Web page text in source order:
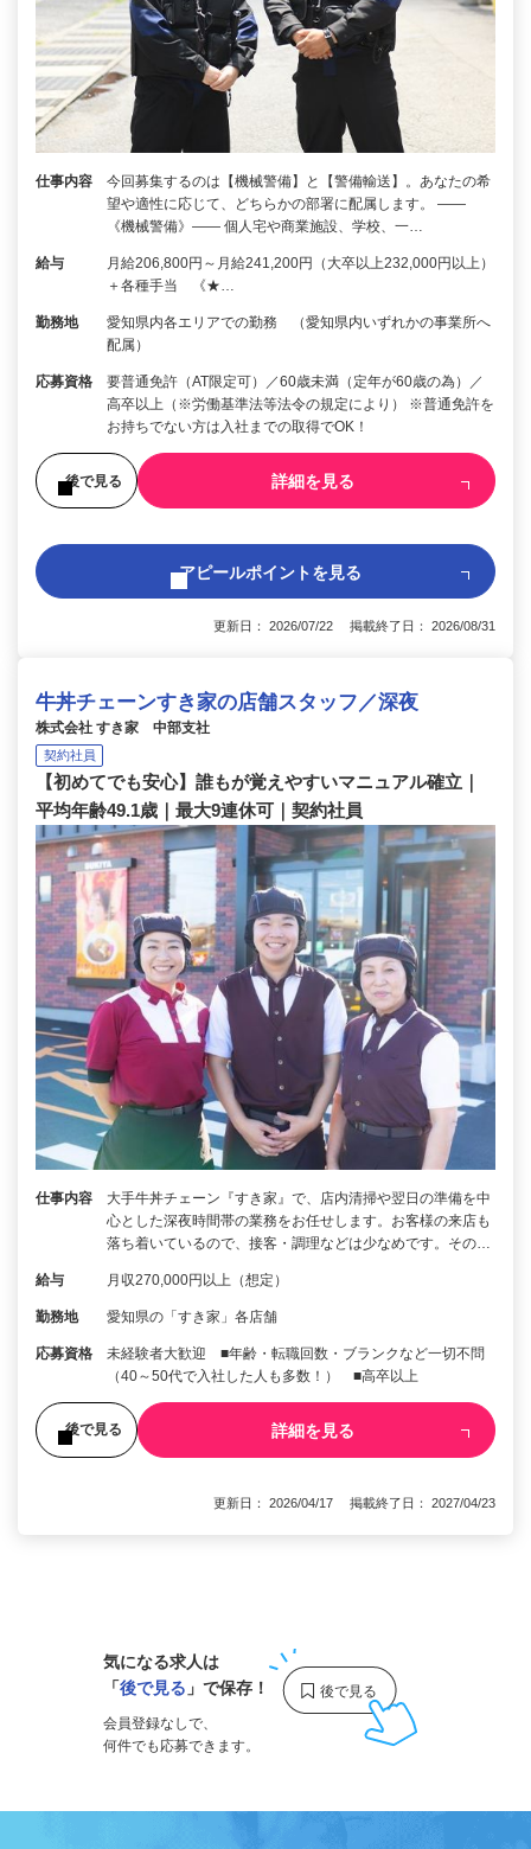
仕事内容
今回募集するのは【機械警備】と【警備輸送】。あなたの希
望や適性に応じて、どちらかの部署に配属します。 ――
《機械警備》―― 個人宅や商業施設、学校、一…
給与
月給206,800円～月給241,200円（大卒以上232,000円以上）
＋各種手当 《★…
勤務地
愛知県内各エリアでの勤務 （愛知県内いずれかの事業所へ
配属）
応募資格
要普通免許（AT限定可）／60歳未満（定年が60歳の為）／
高卒以上（※労働基準法等法令の規定により） ※普通免許を
お持ちでない方は入社までの取得でOK！
後で見る 詳細を見る
アピールポイントを見る
更新日： 2026/07/22 掲載終了日： 2026/08/31
牛丼チェーンすき家の店舗スタッフ／深夜
株式会社 すき家 中部支社
契約社員
【初めてでも安心】誰もが覚えやすいマニュアル確立｜
平均年齢49.1歳｜最大9連休可｜契約社員
仕事内容
大手牛丼チェーン『すき家』で、店内清掃や翌日の準備を中
心とした深夜時間帯の業務をお任せします。お客様の来店も
落ち着いているので、接客・調理などは少なめです。その…
給与 月収270,000円以上（想定）
勤務地 愛知県の「すき家」各店舗
応募資格
未経験者大歓迎 ■年齢・転職回数・ブランクなど一切不問
（40～50代で入社した人も多数！） ■高卒以上
後で見る 詳細を見る
更新日： 2026/04/17 掲載終了日： 2027/04/23
気になる求人は
「後で見る 」で保存！
会員登録なしで、
何件でも応募できます。